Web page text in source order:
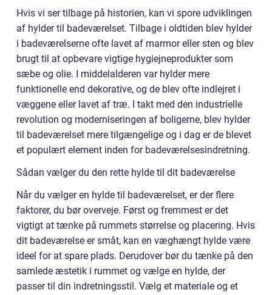
Hvis vi ser tilbage på historien, kan vi spore udviklingen
af hylder til badeværelset. Tilbage i oldtiden blev hylder
i badeværelserne ofte lavet af marmor eller sten og blev
brugt til at opbevare vigtige hygiejneprodukter som
sæbe og olie. I middelalderen var hylder mere
funktionelle end dekorative, og de blev ofte indlejret i
væggene eller lavet af træ. I takt med den industrielle
revolution og moderniseringen af boligerne, blev hylder
til badeværelset mere tilgængelige og i dag er de blevet
et populært element inden for badeværelsesindretning.
Sådan vælger du den rette hylde til dit badeværelse
Når du vælger en hylde til badeværelset, er der flere
faktorer, du bør overveje. Først og fremmest er det
vigtigt at tænke på rummets størrelse og placering. Hvis
dit badeværelse er småt, kan en væghængt hylde være
ideel for at spare plads. Derudover bør du tænke på den
samlede æstetik i rummet og vælge en hylde, der
passer til din indretningsstil. Vælg et materiale og et